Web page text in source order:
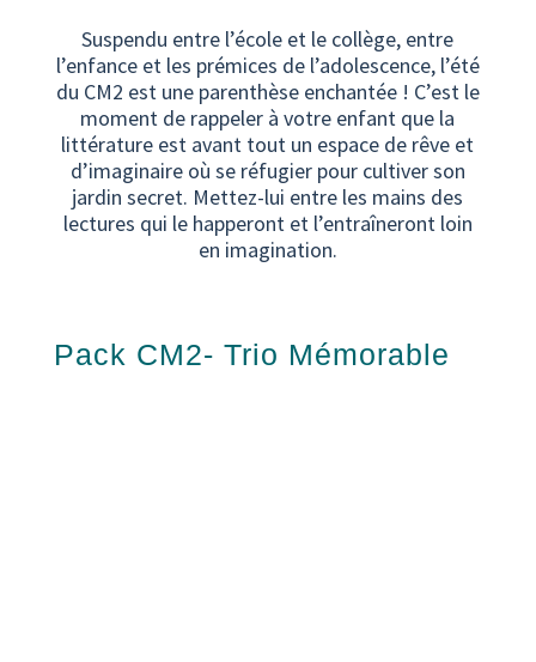
Suspendu entre l’école et le collège, entre
l’enfance et les prémices de l’adolescence, l’été
du CM2 est une parenthèse enchantée ! C’est le
moment de rappeler à votre enfant que la
littérature est avant tout un espace de rêve et
d’imaginaire où se réfugier pour cultiver son
jardin secret. Mettez-lui entre les mains des
lectures qui le happeront et l’entraîneront loin
en imagination.
Pack CM2- Trio Mémorable